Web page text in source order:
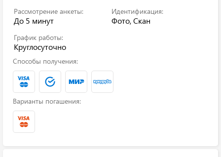
Рассмотрение анкеты:
До 5 минут
Идентификация:
Фото, Скан
График работы:
Круглосуточно
Способы получения:
Варианты погашения: